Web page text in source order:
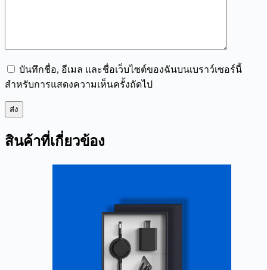
บันทึกชื่อ, อีเมล และชื่อเว็บไซต์ของฉันบนเบราว์เซอร์นี้
สำหรับการแสดงความเห็นครั้งถัดไป
ส่ง
สินค้าที่เกี่ยวข้อง